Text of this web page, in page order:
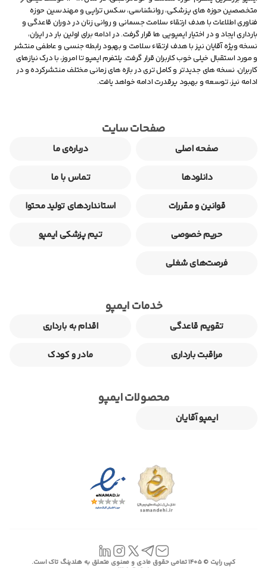
متخصصین حوزه های پزشکی، روانشناسی، سکس تراپی و مهندسین حوزه
فناوری اطلاعات با هدف ارتقاء سلامت جسمانی و روانی زنان در دوران قاعدگی و
بارداری ایجاد و در اختیار ایمپویی ها قرار گرفت. در ادامه برای اولین بار در ایران،
نسخه ویژه آقایان نیز با هدف ارتقاء سلامت و بهبود رابطه جنسی و عاطفی منتشر
و مورد استقبال خیلی خوب کاربران قرار گرفت. پلتفرم ایمپو تا امروز، با درک نیازهای
کاربران، نسخه های جدیدتر و کامل تری در بازه های زمانی مختلف منتشرکرده و در
ادامه نیز، توسعه و بهبود پرقدرت ادامه خواهد یافت.
صفحات سایت
صفحه اصلی
فرصت‌های شغلی
دانلودها
درباره‌ی ما
تماس با ما
قوانین و مقررات استانداردهای تولید محتوا
حریم خصوصی تیم پزشکی ایمپو
خدمات ایمپو
تقویم قاعدگی اقدام به بارداری
مراقبت بارداری مادر و کودک
محصولات ایمپو
ایمپو آقایان
کپی رایت © ۱۴۰۵ تمامی حقوق مادی و معنوی متعلق به هلدینگ تاک است.